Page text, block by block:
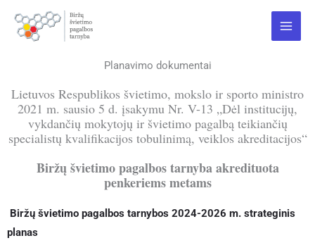
Main
Menu
Planavimo dokumentai
Lietuvos Respublikos švietimo, mokslo ir sporto ministro
2021 m. sausio 5 d. įsakymu Nr. V-13 „Dėl institucijų,
vykdančių mokytojų ir švietimo pagalbą teikiančių
specialistų kvalifikacijos tobulinimą, veiklos akreditacijos“
Biržų švietimo pagalbos tarnyba akredituota
penkeriems metams
Biržų švietimo pagalbos tarnybos 2024-2026 m. strateginis
planas